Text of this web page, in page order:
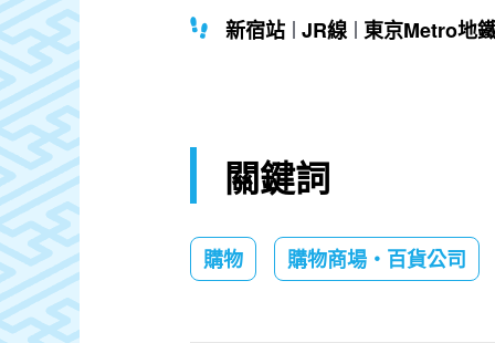
新宿站 JR線 東京Metro地
關鍵詞
購物 購物商場・百貨公司